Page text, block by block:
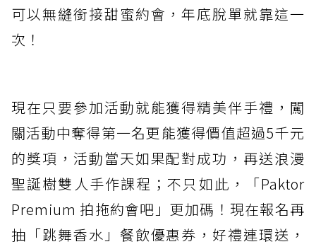
可以無縫銜接甜蜜約會，年底脫單就靠這一
次！
現在只要參加活動就能獲得精美伴手禮，闖
關活動中奪得第一名更能獲得價值超過5千元
的獎項，活動當天如果配對成功，再送浪漫
聖誕樹雙人手作課程；不只如此，「Paktor
Premium 拍拖約會吧」更加碼！現在報名再
抽「跳舞香水」餐飲優惠券，好禮連環送，